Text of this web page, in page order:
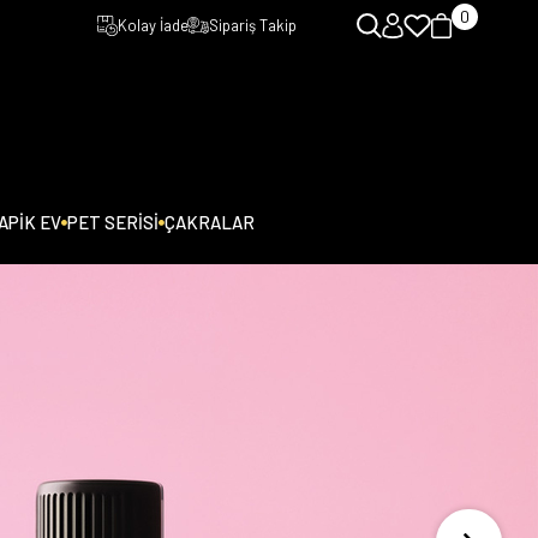
Kolay İade Sipariş Takip 0
EV PET SERİSİ ÇAKRALAR